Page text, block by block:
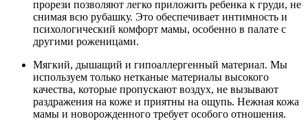
прорези позволяют легко приложить ребенка к груди, не
снимая всю рубашку. Это обеспечивает интимность и
психологический комфорт мамы, особенно в палате с
другими роженицами.
Мягкий, дышащий и гипоаллергенный материал. Мы
используем только нетканые материалы высокого
качества, которые пропускают воздух, не вызывают
раздражения на коже и приятны на ощупь. Нежная кожа
мамы и новорожденного требует особого отношения.